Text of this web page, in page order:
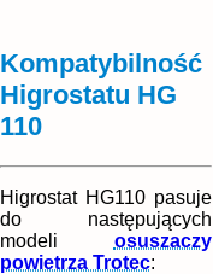
Kompatybilność
Higrostatu HG
110
Higrostat HG110 pasuje
do następujących
modeli osuszaczy
powietrza Trotec: